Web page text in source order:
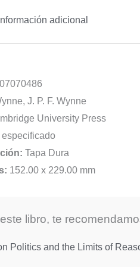
Información adicional
J. P. F. Wynne
University Press
especificado
Tapa Dura
152.00 x 229.00 mm
libro, te
Politics and the Limits of